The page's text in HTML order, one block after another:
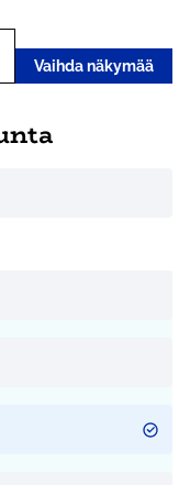
Vaihda näkymää